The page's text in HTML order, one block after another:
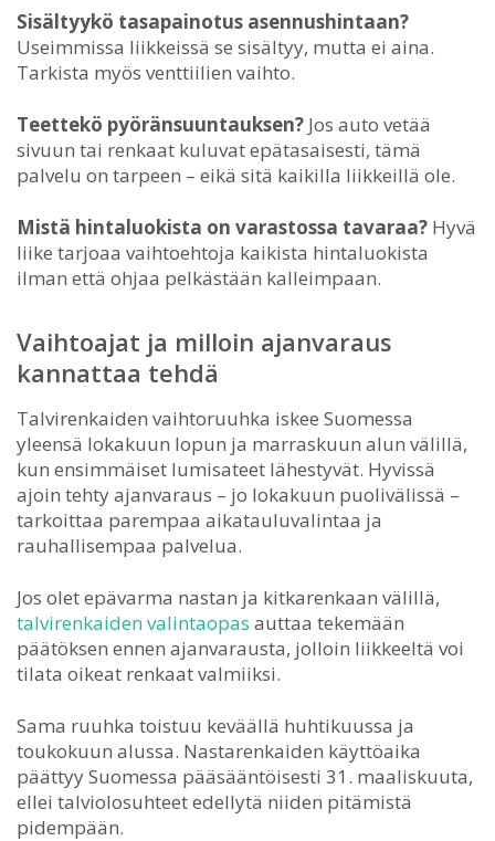
Sisältyykö tasapainotus asennushintaan?
Useimmissa liikkeissä se sisältyy, mutta ei aina.
Tarkista myös venttiilien vaihto.
Teettekö pyöränsuuntauksen? Jos auto vetää
sivuun tai renkaat kuluvat epätasaisesti, tämä
palvelu on tarpeen – eikä sitä kaikilla liikkeillä ole.
Mistä hintaluokista on varastossa tavaraa? Hyvä
liike tarjoaa vaihtoehtoja kaikista hintaluokista
ilman että ohjaa pelkästään kalleimpaan.
Vaihtoajat ja milloin ajanvaraus
kannattaa tehdä
Talvirenkaiden vaihtoruuhka iskee Suomessa
yleensä lokakuun lopun ja marraskuun alun välillä,
kun ensimmäiset lumisateet lähestyvät. Hyvissä
ajoin tehty ajanvaraus – jo lokakuun puolivälissä –
tarkoittaa parempaa aikatauluvalintaa ja
rauhallisempaa palvelua.
Jos olet epävarma nastan ja kitkarenkaan välillä,
talvirenkaiden valintaopas auttaa tekemään
päätöksen ennen ajanvarausta, jolloin liikkeeltä voi
tilata oikeat renkaat valmiiksi.
Sama ruuhka toistuu keväällä huhtikuussa ja
toukokuun alussa. Nastarenkaiden käyttöaika
päättyy Suomessa pääsääntöisesti 31. maaliskuuta,
ellei talviolosuhteet edellytä niiden pitämistä
pidempään.